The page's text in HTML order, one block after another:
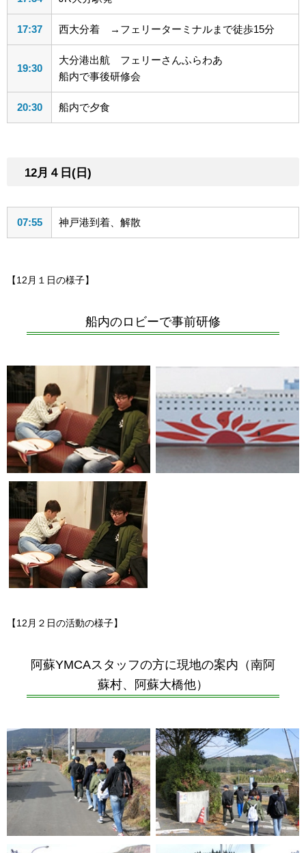
17:37 西大分着 →フェリーターミナルまで徒歩15分
19:30
大分港出航 フェリーさんふらわあ
船内で事後研修会
20:30 船内で夕食
12月４日(日)
07:55 神戸港到着、解散
【12月１日の様子】
船内のロビーで事前研修
【12月２日の活動の様子】
阿蘇YMCAスタッフの方に現地の案内（南阿
蘇村、阿蘇大橋他）